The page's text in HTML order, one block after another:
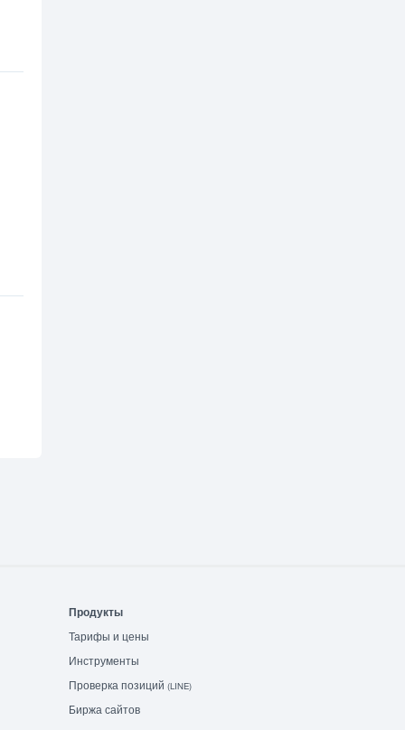
Продукты
Тарифы и цены
Инструменты
Проверка позиций (LINE)
Биржа сайтов